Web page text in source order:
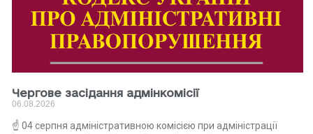
Чергове засідання адмінкомісії
06.08.2026
☝️ 04 серпня адміністративною комісією при адміністрації